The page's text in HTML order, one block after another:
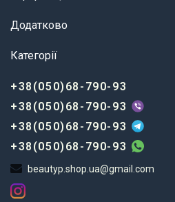
Додатково
Категорії
+38(050)68-790-93
+38(050)68-790-93
+38(050)68-790-93
+38(050)68-790-93
beautyp.shop.ua@gmail.com